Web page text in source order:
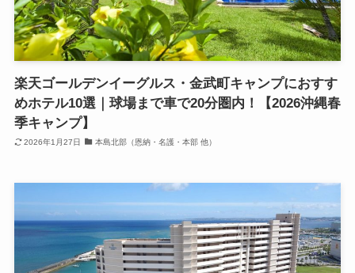
楽天ゴールデンイーグルス・金武町キャンプにおすす
めホテル10選｜球場まで車で20分圏内！【2026沖縄春
季キャンプ】
2026年1月27日 本島北部（恩納・名護・本部 他）